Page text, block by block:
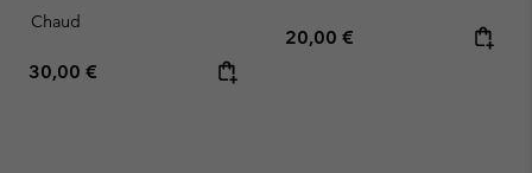
Chaud
Regular price:
30,00 €
Regular price:
20,00 €